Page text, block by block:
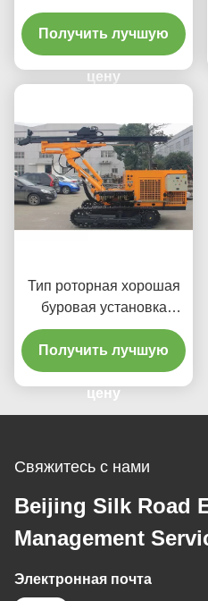
Кравлер двигателя
дизеля сверля
Получить лучшую
цену
Тип роторная хорошая
буровая установка
Кравлер для ставить на
якорь
Получить лучшую
цену
Свяжитесь с нами
Beijing Silk Road
Management
Электронная почта